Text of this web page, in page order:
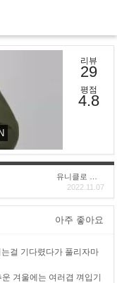
리뷰
29
평점
4.8
2022.11.07
아주 좋아요
걸 기다렸다가 풀리자마
겨울에는 여러겹 껴입기